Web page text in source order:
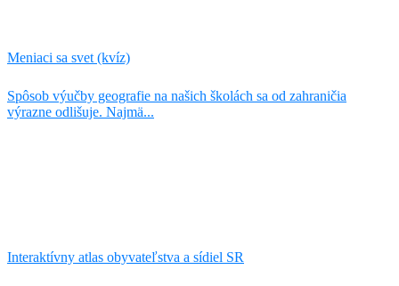
Meniaci sa svet (kvíz)
Spôsob výučby geografie na našich školách sa od zahraničia
výrazne odlišuje. Najmä...
Interaktívny atlas obyvateľstva a sídiel SR